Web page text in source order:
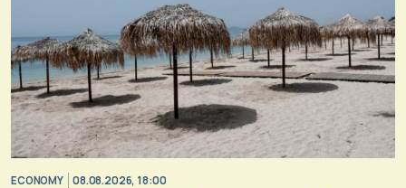
ECONOMY 08.08.2026, 18:00